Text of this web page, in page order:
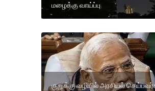
மழைக்கு வாய்ப்பு
குறுக்கு வழியில் அரசியல்